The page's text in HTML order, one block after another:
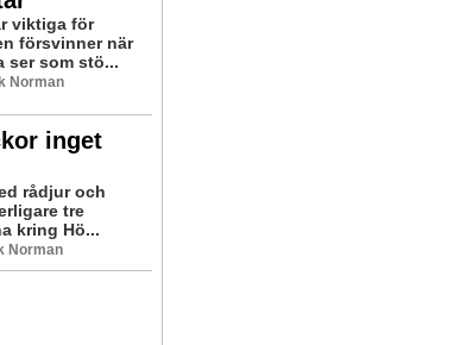
viktiga för
försvinner när
ser som stö...
Norman
inget
rådjur och
tre
kring Hö...
Norman